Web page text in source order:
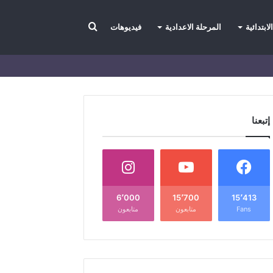
المرحلة الاعدادية فيديوهات
إتبعنا
15٬413
Fans
15٬700
متابعون
6٬000
متابعون